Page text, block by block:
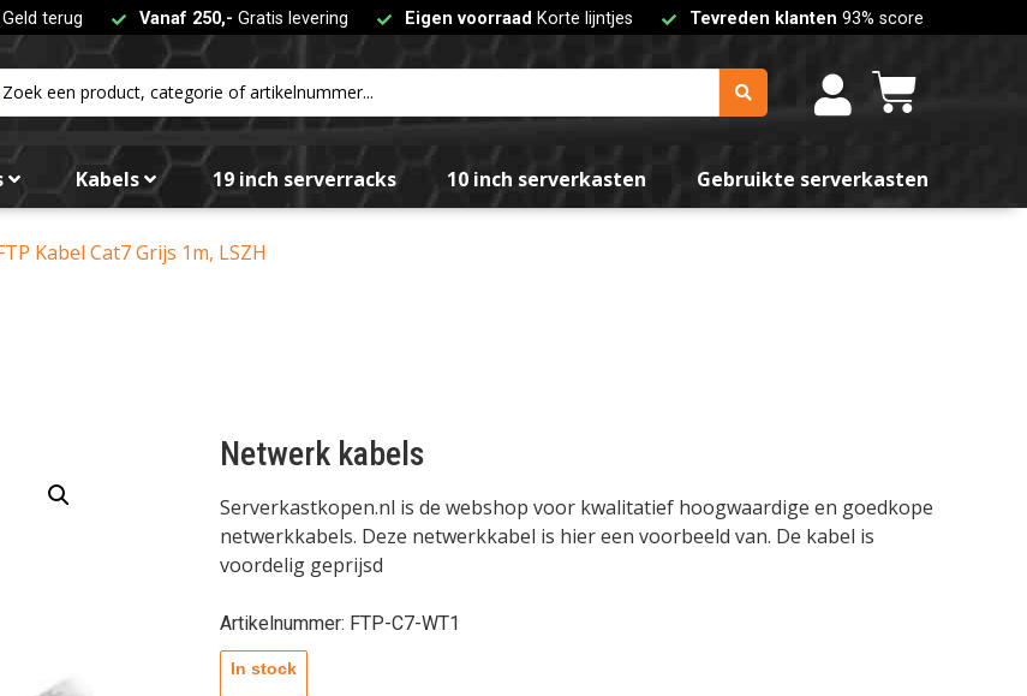
Geld terug Vanaf 250,- Gratis levering Eigen voorraad Korte lijntjes Tevreden klanten 93% score
Kabels 19 inch serverracks 10 inch serverkasten Gebruikte serverkasten
Kabel Cat7 Grijs 1m, LSZH
Netwerk kabels
Serverkastkopen.nl is de webshop voor kwalitatief hoogwaardige en goedkope
netwerkkabels. Deze netwerkkabel is hier een voorbeeld van. De kabel is
voordelig geprijsd
Artikelnummer: FTP-C7-WT1
In stock